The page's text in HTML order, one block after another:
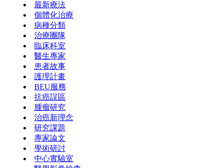
最新療法
個體化治療
病種分類
治療團隊
臨床科室
醫生專家
患者故事
護理計畫
BEU服務
抗癌誤區
腫瘤研究
治癌新理念
研究課題
專家論文
學術研討
中心實驗室